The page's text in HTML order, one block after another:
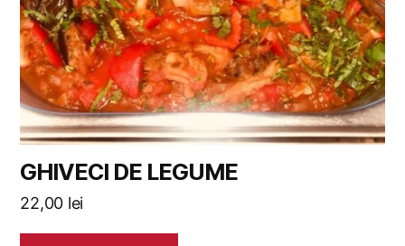
GHIVECI DE LEGUME
22,00 lei